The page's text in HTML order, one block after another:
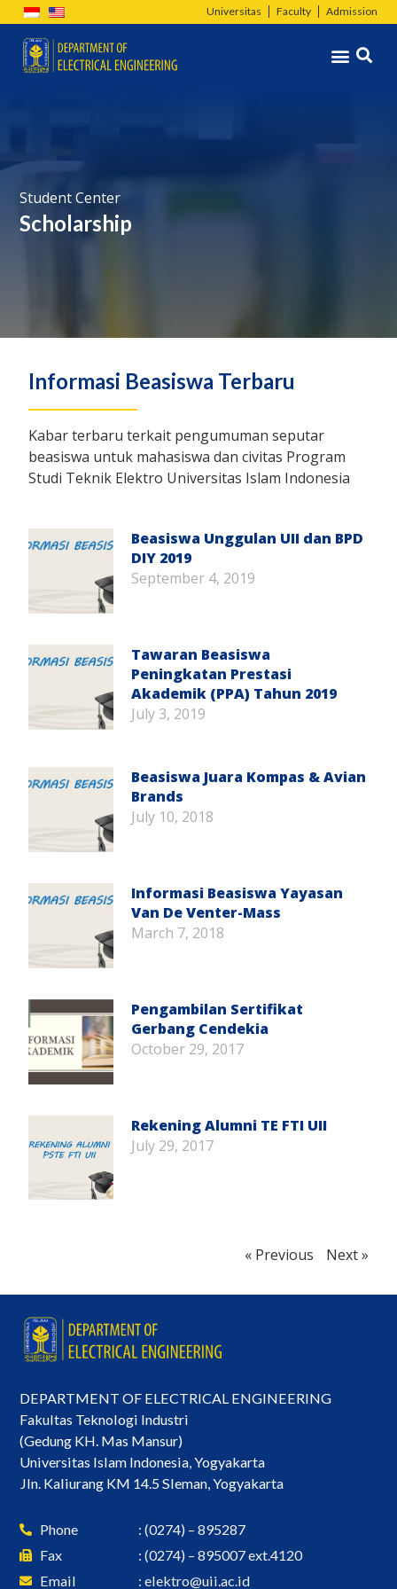
to
content
Universitas Faculty Admission
Menu
Student Center
Scholarship
Informasi Beasiswa Terbaru
Kabar terbaru terkait pengumuman seputar
beasiswa untuk mahasiswa dan civitas Program
Studi Teknik Elektro Universitas Islam Indonesia
Beasiswa Unggulan UII dan BPD
DIY 2019
September 4, 2019
Tawaran Beasiswa
Peningkatan Prestasi
Akademik (PPA) Tahun 2019
July 3, 2019
Beasiswa Juara Kompas & Avian
Brands
July 10, 2018
Informasi Beasiswa Yayasan
Van De Venter-Mass
March 7, 2018
Pengambilan Sertifikat
Gerbang Cendekia
October 29, 2017
Rekening Alumni TE FTI UII
July 29, 2017
« Previous Next »
DEPARTMENT OF ELECTRICAL ENGINEERING
Fakultas Teknologi Industri
(Gedung KH. Mas Mansur)
Universitas Islam Indonesia, Yogyakarta
Jln. Kaliurang KM 14.5 Sleman, Yogyakarta
Phone
Fax
Email
: (0274) – 895287
: (0274) – 895007 ext.4120
: elektro@uii.ac.id